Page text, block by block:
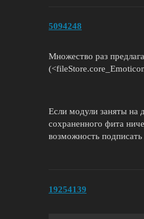
5094248
Множество раз
Если модули заняты на
сохраненного фита
возможность подписать
19254139